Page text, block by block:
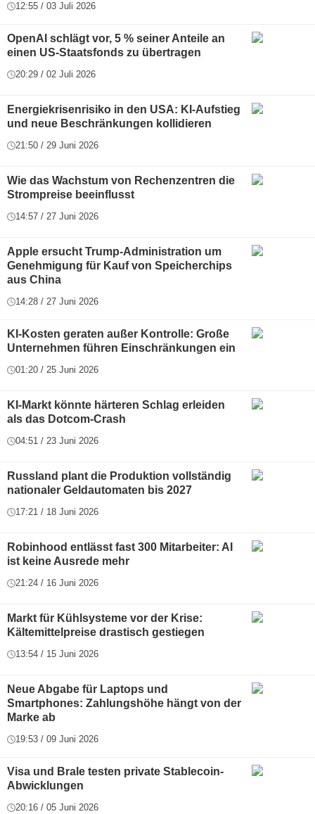
12:55 / 03 Juli 2026
OpenAI schlägt vor, 5 % seiner Anteile an
einen US-Staatsfonds zu übertragen
20:29 / 02 Juli 2026
Energiekrisenrisiko in den USA: KI-Aufstieg
und neue Beschränkungen kollidieren
21:50 / 29 Juni 2026
Wie das Wachstum von Rechenzentren die
Strompreise beeinflusst
14:57 / 27 Juni 2026
Apple ersucht Trump-Administration um
Genehmigung für Kauf von Speicherchips
aus China
14:28 / 27 Juni 2026
KI-Kosten geraten außer Kontrolle: Große
Unternehmen führen Einschränkungen ein
01:20 / 25 Juni 2026
KI-Markt könnte härteren Schlag erleiden
als das Dotcom-Crash
04:51 / 23 Juni 2026
Russland plant die Produktion vollständig
nationaler Geldautomaten bis 2027
17:21 / 18 Juni 2026
Robinhood entlässt fast 300 Mitarbeiter: AI
ist keine Ausrede mehr
21:24 / 16 Juni 2026
Markt für Kühlsysteme vor der Krise:
Kältemittelpreise drastisch gestiegen
13:54 / 15 Juni 2026
Neue Abgabe für Laptops und
Smartphones: Zahlungshöhe hängt von der
Marke ab
19:53 / 09 Juni 2026
Visa und Brale testen private Stablecoin-
Abwicklungen
20:16 / 05 Juni 2026